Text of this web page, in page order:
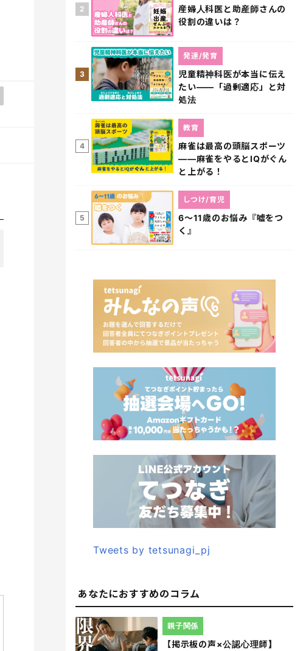
2
産婦人科医と助産師さんの
役割の違いは？
3
児童精神科医が本当に伝え
たい――「過剰適応」と対
処法
発達/発育
4
麻雀は最高の頭脳スポーツ
――麻雀をやるとIQがぐん
と上がる！
教育
5
6～11歳のお悩み『嘘をつ
く』
しつけ/育児
Tweets by tetsunagi_pj
あなたにおすすめのコラム
【掲示板の声×公認心理師】
親子関係